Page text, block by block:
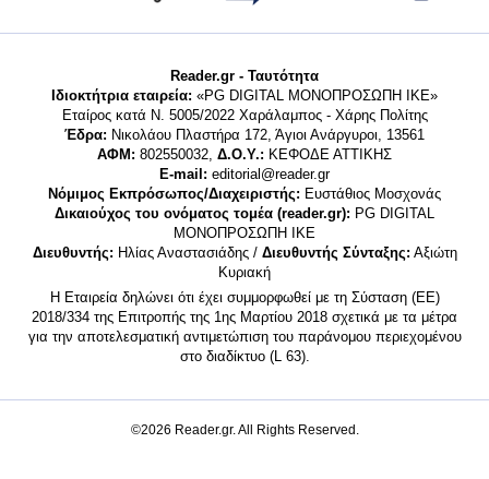
Reader.gr - Ταυτότητα
Ιδιοκτήτρια εταιρεία: «PG DIGITAL MONΟΠΡΟΣΩΠΗ ΙΚΕ»
Εταίρος κατά Ν. 5005/2022 Χαράλαμπος - Χάρης Πολίτης
Έδρα: Νικολάου Πλαστήρα 172, Άγιοι Ανάργυροι, 13561
ΑΦΜ: 802550032, Δ.Ο.Υ.: ΚΕΦΟΔΕ ΑΤΤΙΚΗΣ
E-mail: editorial@reader.gr
Νόμιμος Εκπρόσωπος/Διαχειριστής: Ευστάθιος Μοσχονάς
Δικαιούχος του ονόματος τομέα (reader.gr): PG DIGITAL
MONΟΠΡΟΣΩΠΗ ΙΚΕ
Διευθυντής: Ηλίας Αναστασιάδης / Διευθυντής Σύνταξης: Αξιώτη
Κυριακή
Η Εταιρεία δηλώνει ότι έχει συμμορφωθεί με τη Σύσταση (ΕΕ)
2018/334 της Επιτροπής της 1ης Μαρτίου 2018 σχετικά με τα μέτρα
για την αποτελεσματική αντιμετώπιση του παράνομου περιεχομένου
στο διαδίκτυο (L 63).
©2026 Reader.gr. All Rights Reserved.